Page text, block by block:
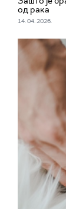
од рака
14. 04. 2026.